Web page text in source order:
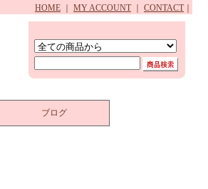
HOME MY ACCOUNT CONTACT
ブログ